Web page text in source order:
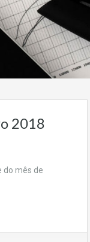
2018
do mês de